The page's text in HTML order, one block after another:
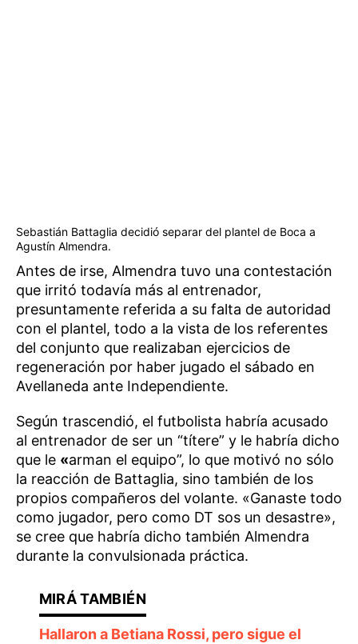
Sebastián Battaglia decidió separar del plantel de Boca a
Agustín Almendra.
Antes de irse, Almendra tuvo una contestación
que irritó todavía más al entrenador,
presuntamente referida a su falta de autoridad
con el plantel, todo a la vista de los referentes
del conjunto que realizaban ejercicios de
regeneración por haber jugado el sábado en
Avellaneda ante Independiente.
Según trascendió, el futbolista habría acusado
al entrenador de ser un “títere” y le habría dicho
que le «arman el equipo”, lo que motivó no sólo
la reacción de Battaglia, sino también de los
propios compañeros del volante. «Ganaste todo
como jugador, pero como DT sos un desastre»,
se cree que habría dicho también Almendra
durante la convulsionada práctica.
Hallaron a Betiana Rossi, pero sigue el